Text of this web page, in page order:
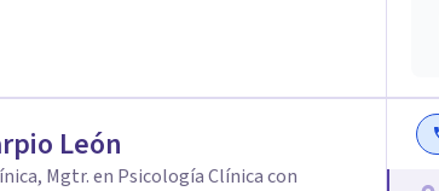
León
Mgtr. en Psicología Clínica con